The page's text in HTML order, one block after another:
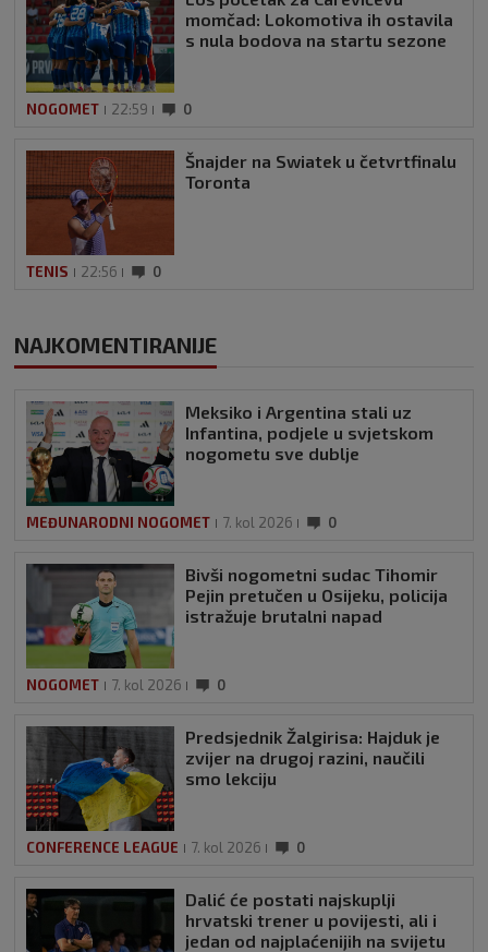
momčad: Lokomotiva ih ostavila
s nula bodova na startu sezone
NOGOMET 22:59 0
Šnajder na Swiatek u četvrtfinalu
Toronta
TENIS 22:56 0
NAJKOMENTIRANIJE
Meksiko i Argentina stali uz
Infantina, podjele u svjetskom
nogometu sve dublje
MEĐUNARODNI NOGOMET 7. kol 2026 0
Bivši nogometni sudac Tihomir
Pejin pretučen u Osijeku, policija
istražuje brutalni napad
NOGOMET 7. kol 2026 0
Predsjednik Žalgirisa: Hajduk je
zvijer na drugoj razini, naučili
smo lekciju
CONFERENCE LEAGUE 7. kol 2026 0
Dalić će postati najskuplji
hrvatski trener u povijesti, ali i
jedan od najplaćenijih na svijetu